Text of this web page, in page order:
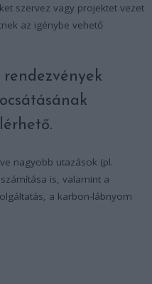
szervez vagy projektet vezet
az igénybe vehető
nagyobb utazások (pl.
is, valamint a
a karbon-lábnyom